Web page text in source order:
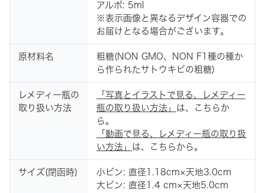
アルポ: 5ml
※表示画像と異なるデザイン容器での
お届けとなる場合がございます。
原材料名
粗糖(NON GMO、NON F1種の種か
ら作られたサトウキビの粗糖)
レメディー瓶の
取り扱い方法
「写真とイラストで見る、レメディー
瓶の取り扱い方法」
は、こちらか
ら。
「動画で見る、レメディー瓶の取り扱
い方法」
は、こちらから。
サイズ(閉函時)
小ビン: 直径1.18cm×天地3.0cm
大ビン: 直径1.4 cm×天地5.0cm